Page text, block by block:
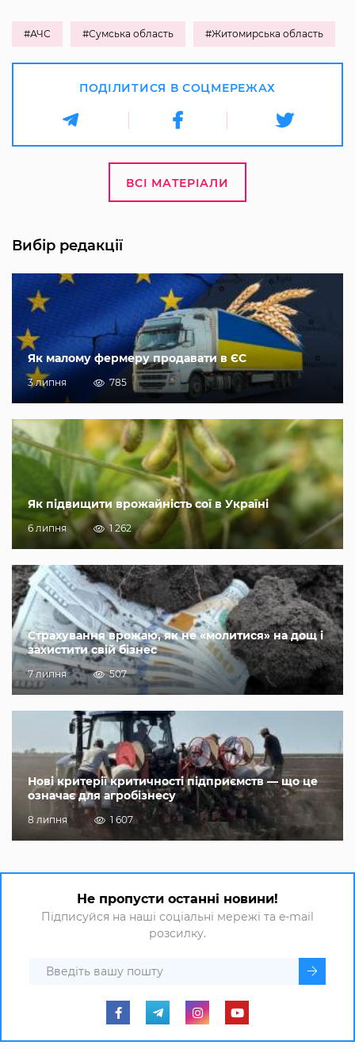
#АЧС #Сумська область #Житомирська область
ПОДІЛИТИСЯ В СОЦМЕРЕЖАХ
ВСІ МАТЕРІАЛИ
Вибір редакції
Як малому фермеру продавати в ЄС
3 липня 785
Як підвищити врожайність сої в Україні
6 липня 1 262
Страхування врожаю, як не «молитися» на дощ і
захистити свій бізнес
7 липня 507
Нові критерії критичності підприємств — що це
означає для агробізнесу
8 липня 1 607
Не пропусти останні новини!
Підписуйся на наші соціальні мережі та e-mail
розсилку.